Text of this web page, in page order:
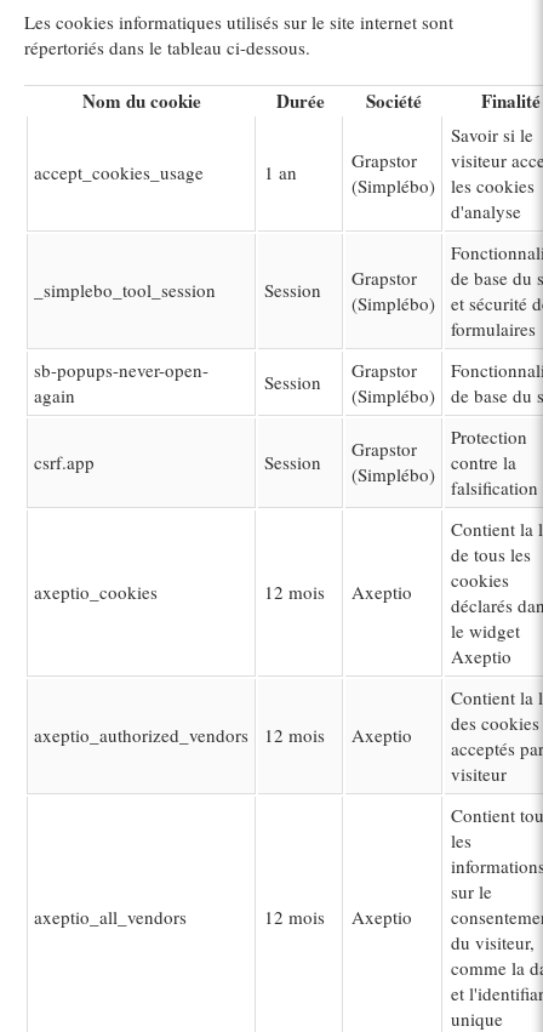
Les cookies informatiques utilisés sur le site internet sont
répertoriés dans le tableau ci-dessous.
Nom du cookie Durée Société Finalité
accept_cookies_usage 1 an
Grapstor
(Simplébo)
Savoir si le
visiteur
les cookies
d'analyse
_simplebo_tool_session Session
Grapstor
(Simplébo)
de base du
et sécurité
formulaires
sb-popups-never-open-
again
Session
Grapstor
(Simplébo)
de base du
csrf.app Session
Grapstor
(Simplébo)
Protection
contre la
falsification
axeptio_cookies 12 mois Axeptio
Contient la
de tous les
cookies
déclarés
le widget
Axeptio
axeptio_authorized_vendors 12 mois Axeptio
Contient la
des cookies
acceptés
visiteur
axeptio_all_vendors 12 mois Axeptio
Contient
les
sur le
du visiteur,
comme la
et
unique